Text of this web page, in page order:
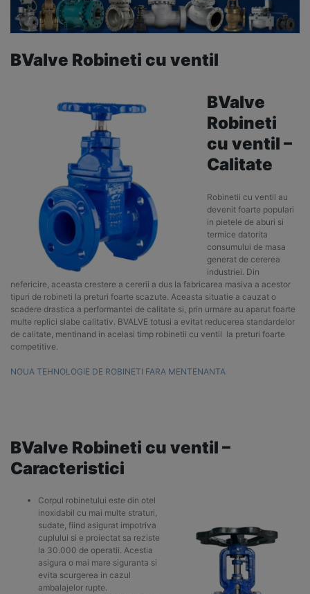
BValve Robineti cu ventil
BValve
Robineti
cu ventil –
Calitate
Robinetii cu ventil au
devenit foarte populari
in pietele de aburi si
termice datorita
consumului de masa
generat de cererea
industriei. Din
nefericire, aceasta crestere a cererii a dus la fabricarea masiva a acestor
tipuri de robineti la preturi foarte scazute. Aceasta situatie a cauzat o
scadere drastica a performantei de calitate si, prin urmare au aparut foarte
multe replici slabe calitativ. BVALVE totusi a evitat reducerea standardelor
de calitate, mentinand in acelasi timp robinetii cu ventil la preturi foarte
competitive.
NOUA TEHNOLOGIE DE ROBINETI FARA MENTENANTA
BValve Robineti cu ventil –
Caracteristici
Corpul robinetului este din otel
inoxidabil cu mai multe straturi,
sudate, fiind asigurat impotriva
cuplului si e proiectat sa reziste
la 30.000 de operatii. Acestia
asigura o mai mare siguranta si
evita scurgerea in cazul
ambalajelor rupte.